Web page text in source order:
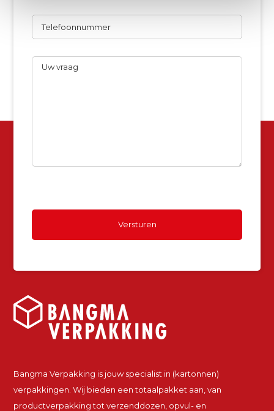
Telefoon
Uw
vraag
Bangma Verpakking is jouw specialist in (kartonnen)
verpakkingen. Wij bieden een totaalpakket aan, van
productverpakking tot verzenddozen, opvul- en